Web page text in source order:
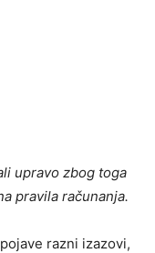
upravo zbog toga
pravila računanja.
razni izazovi,